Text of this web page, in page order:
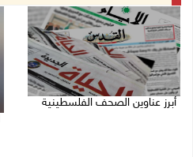
أبرز عناوين الصحف الفلسطينية